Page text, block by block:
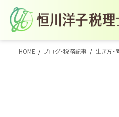
ン
ビ
HOME ブログ・税務記事 生き方・